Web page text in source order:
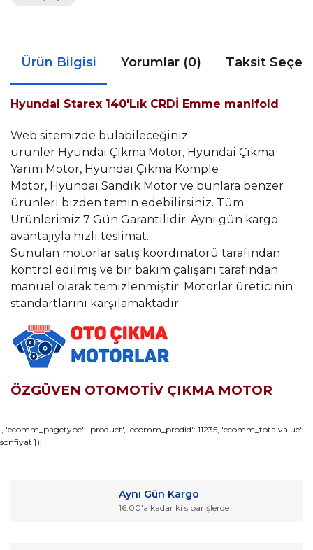
Ürün Bilgisi Yorumlar (0) Taksit
Hyundai Starex 140'Lık CRDİ Emme manifold
Web sitemizde bulabileceğiniz
ürünler Hyundai Çıkma Motor, Hyundai Çıkma
Yarım Motor, Hyundai Çıkma Komple
Motor, Hyundai Sandık Motor ve bunlara benzer
ürünleri bizden temin edebilirsiniz. Tüm
Ürünlerimiz 7 Gün Garantilidir. Aynı gün kargo
avantajıyla hızlı teslimat.
Sunulan motorlar satış koordinatörü tarafından
kontrol edilmiş ve bir bakım çalışanı tarafından
manuel olarak temizlenmiştir. Motorlar üreticinin
standartlarını karşılamaktadır.
ÖZGÜVEN OTOMOTİV ÇIKMA MOTOR
Yorum Yaz
Bu ürünün fiyat bilgisi, resim, ürün açıklamalarında ve diğer
konularda yetersiz gördüğünüz noktaları öneri formunu
Ürün resmi kalitesiz, bozuk veya görüntülenemiyor.
', 'ecomm_pagetype': 'product', 'ecomm_prodid': 11235, 'ecomm_totalvalue':
sonfiyat });
Aynı Gün Kargo
16:00'a kadar ki siparişlerde